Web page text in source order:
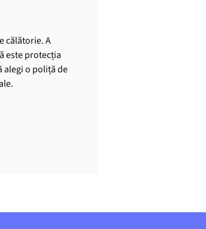
călătorie. A
este protecția
alegi o poliță de